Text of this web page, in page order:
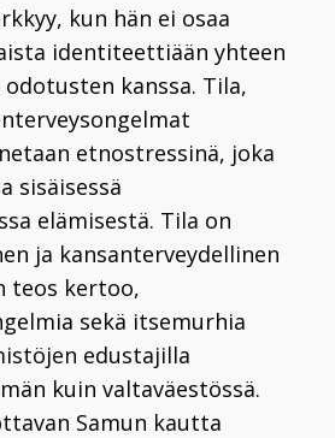
kun hän ei osaa
identiteettiään yhteen
kanssa. Tila,
etnostressinä, joka
sisäisessä
elämisestä. Tila on
ja kansanterveydellinen
teos kertoo,
sekä itsemurhia
edustajilla
kuin valtaväestössä.
Samun kautta